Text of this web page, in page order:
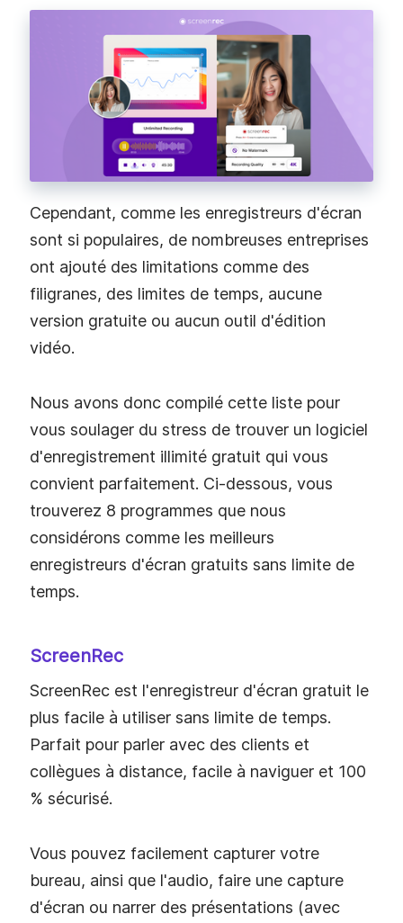
Cependant, comme les enregistreurs d'écran
sont si populaires, de nombreuses entreprises
ont ajouté des limitations comme des
filigranes, des limites de temps, aucune
version gratuite ou aucun outil d'édition
vidéo.
Nous avons donc compilé cette liste pour
vous soulager du stress de trouver un logiciel
d'enregistrement illimité gratuit qui vous
convient parfaitement. Ci-dessous, vous
trouverez 8 programmes que nous
considérons comme les meilleurs
enregistreurs d'écran gratuits sans limite de
temps.
ScreenRec
ScreenRec est l'enregistreur d'écran gratuit le
plus facile à utiliser sans limite de temps.
Parfait pour parler avec des clients et
collègues à distance, facile à naviguer et 100
% sécurisé.
Vous pouvez facilement capturer votre
bureau, ainsi que l'audio, faire une capture
d'écran ou narrer des présentations (avec